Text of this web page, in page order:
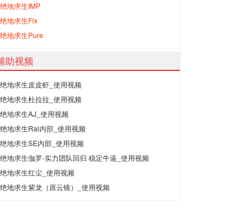
绝地求生IMP
绝地求生Fix
绝地求生Pure
助视频
绝地求生皮皮虾_使用视频
绝地求生杜拉拉_使用视频
绝地求生AJ_使用视频
绝地求生Ral内部_使用视频
绝地求生SE内部_使用视频
绝地求生伽罗-实力团队回归 稳定牛逼_使用视频
绝地求生红尘_使用视频
绝地求生紫龙（原云镜）_使用视频